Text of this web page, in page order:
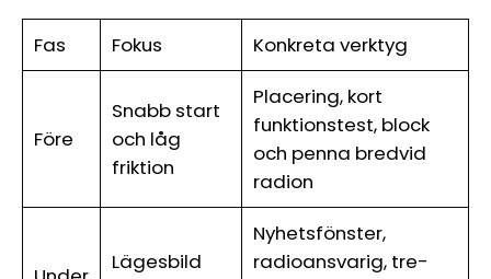
Fas Fokus Konkreta verktyg
Före
Snabb start
och låg
friktion
Placering, kort
funktionstest, block
och penna bredvid
radion
Lägesbild
Nyhetsfönster,
radioansvarig, tre-